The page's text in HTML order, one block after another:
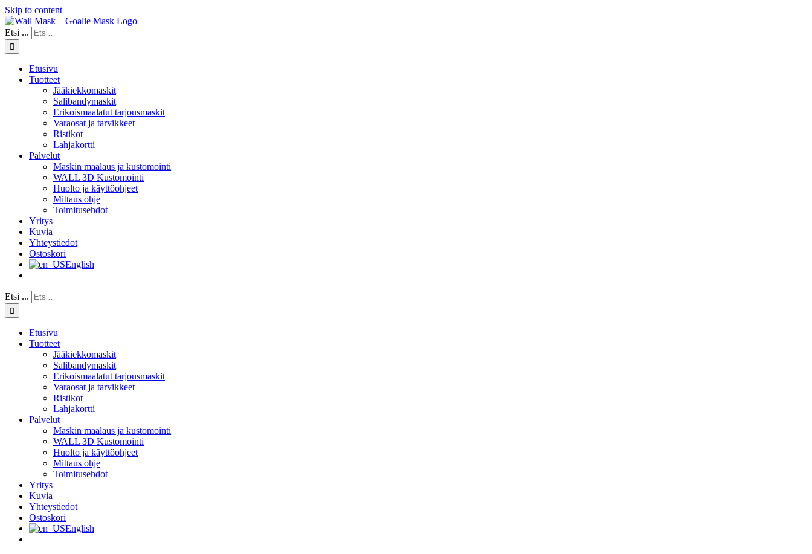
Skip to content
Etsi ...
Etusivu
Tuotteet
Jääkiekkomaskit
Salibandymaskit
Erikoismaalatut tarjousmaskit
Varaosat ja tarvikkeet
Ristikot
Lahjakortti
Palvelut
Maskin maalaus ja kustomointi
WALL 3D Kustomointi
Huolto ja käyttöohjeet
Mittaus ohje
Toimitusehdot
Yritys
Kuvia
Yhteystiedot
Ostoskori
English
Etsi ...
Etusivu
Tuotteet
Jääkiekkomaskit
Salibandymaskit
Erikoismaalatut tarjousmaskit
Varaosat ja tarvikkeet
Ristikot
Lahjakortti
Palvelut
Maskin maalaus ja kustomointi
WALL 3D Kustomointi
Huolto ja käyttöohjeet
Mittaus ohje
Toimitusehdot
Yritys
Kuvia
Yhteystiedot
Ostoskori
English